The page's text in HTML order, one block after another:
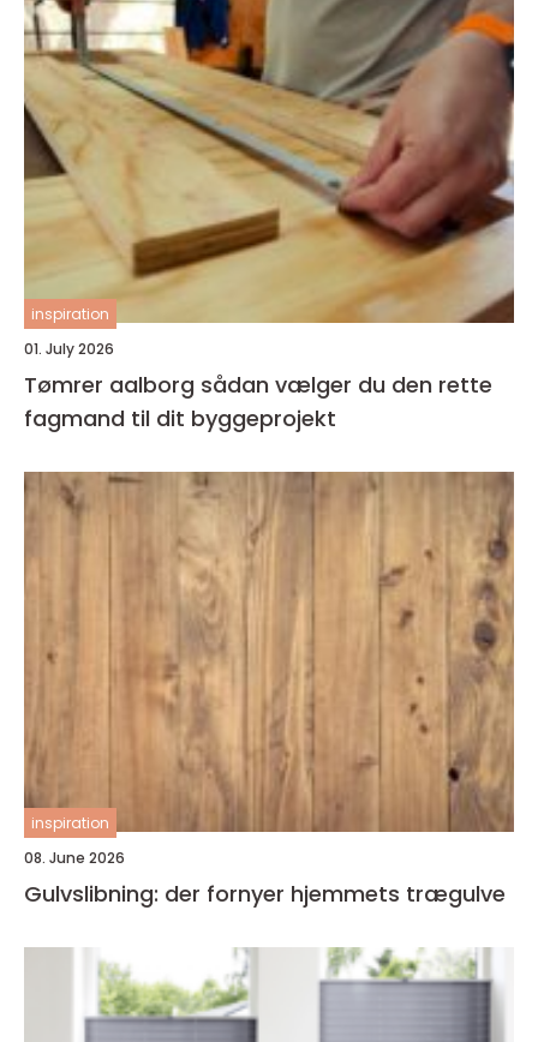
inspiration
01. July 2026
Tømrer aalborg sådan vælger du den rette
fagmand til dit byggeprojekt
inspiration
08. June 2026
Gulvslibning: der fornyer hjemmets trægulve